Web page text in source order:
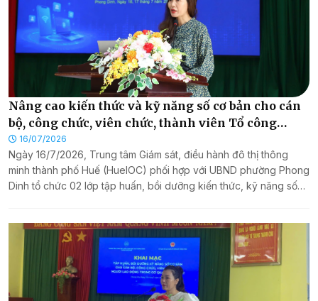
Nâng cao kiến thức và kỹ năng số cơ bản cho cán
bộ, công chức, viên chức, thành viên Tổ công
nghệ số cộng đồng và người dân phường Phong
Dinh
16/07/2026
Ngày 16/7/2026, Trung tâm Giám sát, điều hành đô thị thông
minh thành phố Huế (HueIOC) phối hợp với UBND phường Phong
Dinh tổ chức 02 lớp tập huấn, bồi dưỡng kiến thức, kỹ năng số
và người dân trên địa bàn phường.